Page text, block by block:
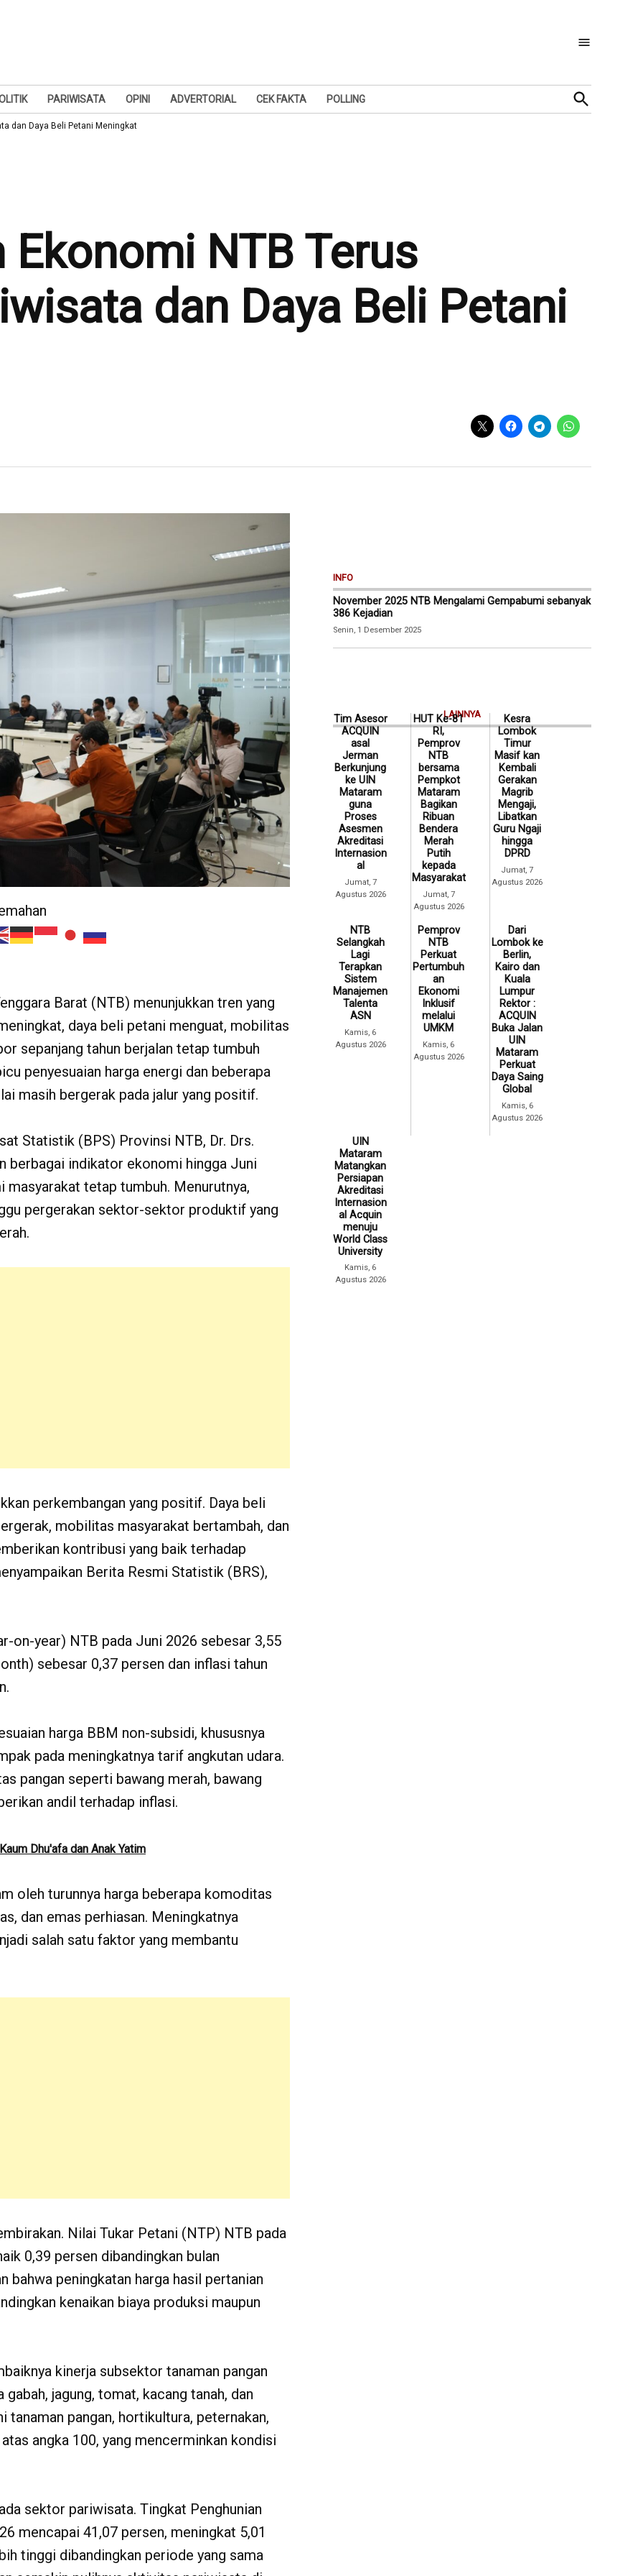
PARIWISATA OPINI ADVERTORIAL CEK FAKTA POLLING
Open
Search
dan Daya Beli Petani Meningkat
NTB Terus
dan Daya Beli Petani
Barat (NTB) menunjukkan tren yang
daya beli petani menguat, mobilitas
sepanjang tahun berjalan tetap tumbuh
penyesuaian harga energi dan beberapa
masih bergerak pada jalur yang positif.
Statistik (BPS) Provinsi NTB, Dr. Drs.
berbagai indikator ekonomi hingga Juni
tetap tumbuh. Menurutnya,
pergerakan sektor-sektor produktif yang
perkembangan yang positif. Daya beli
mobilitas masyarakat bertambah, dan
kontribusi yang baik terhadap
Berita Resmi Statistik (BRS),
on-year) NTB pada Juni 2026 sebesar 3,55
sebesar 0,37 persen dan inflasi tahun
harga BBM non-subsidi, khususnya
pada meningkatnya tarif angkutan udara.
pangan seperti bawang merah, bawang
andil terhadap inflasi.
Dhu'afa dan Anak Yatim
oleh turunnya harga beberapa komoditas
dan emas perhiasan. Meningkatnya
salah satu faktor yang membantu
Nilai Tukar Petani (NTP) NTB pada
0,39 persen dibandingkan bulan
bahwa peningkatan harga hasil pertanian
kenaikan biaya produksi maupun
kinerja subsektor tanaman pangan
jagung, tomat, kacang tanah, dan
pangan, hortikultura, peternakan,
angka 100, yang mencerminkan kondisi
sektor pariwisata. Tingkat Penghunian
mencapai 41,07 persen, meningkat 5,01
tinggi dibandingkan periode yang sama
INFO
November 2025 NTB Mengalami Gempabumi sebanyak
386 Kejadian
Senin, 1 Desember 2025
LAINNYA
Tim Asesor
ACQUIN
asal
Jerman
Berkunjung
ke UIN
Mataram
guna
Proses
Asesmen
Akreditasi
Internasion
al
Jumat, 7
Agustus 2026
HUT Ke-81
RI,
Pemprov
NTB
bersama
Pempkot
Mataram
Bagikan
Ribuan
Bendera
Merah
Putih
kepada
Masyarakat
Jumat, 7
Agustus 2026
Kesra
Lombok
Timur
Masif kan
Kembali
Gerakan
Magrib
Mengaji,
Libatkan
Guru Ngaji
hingga
DPRD
Jumat, 7
Agustus 2026
NTB
Selangkah
Lagi
Terapkan
Sistem
Manajemen
Talenta
ASN
Kamis, 6
Agustus 2026
Pemprov
NTB
Perkuat
Pertumbuh
an
Ekonomi
Inklusif
melalui
UMKM
Kamis, 6
Agustus 2026
Dari
Lombok ke
Berlin,
Kairo dan
Kuala
Lumpur
Rektor :
ACQUIN
Buka Jalan
UIN
Mataram
Perkuat
Daya Saing
Global
Kamis, 6
Agustus 2026
UIN
Mataram
Matangkan
Persiapan
Akreditasi
Internasion
al Acquin
menuju
World Class
University
Kamis, 6
Agustus 2026